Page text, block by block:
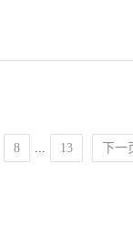
8 ... 13 下一